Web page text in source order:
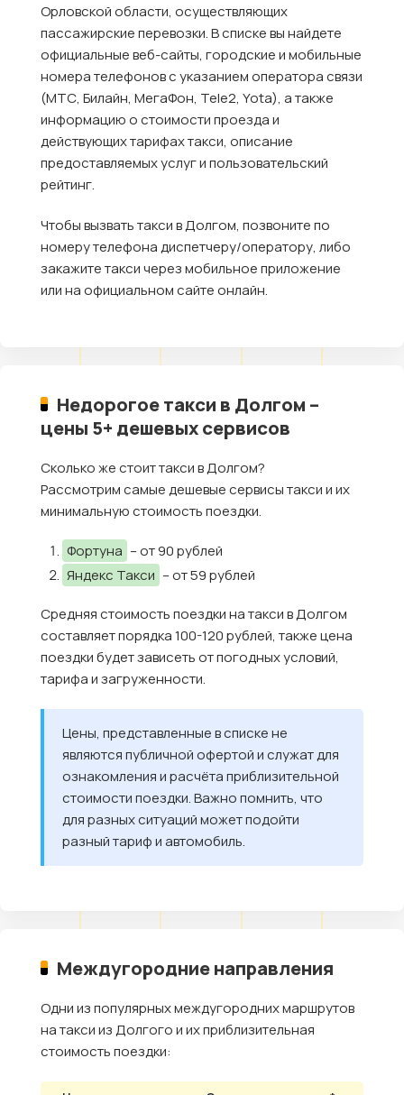
Орловской области, осуществляющих
пассажирские перевозки. В списке вы найдете
официальные веб-сайты, городские и мобильные
номера телефонов с указанием оператора связи
(МТС, Билайн, МегаФон, Tele2, Yota), а также
информацию о стоимости проезда и
действующих тарифах такси, описание
предоставляемых услуг и пользовательский
рейтинг.
Чтобы вызвать такси в Долгом, позвоните по
номеру телефона диспетчеру/оператору, либо
закажите такси через мобильное приложение
или на официальном сайте онлайн.
Недорогое такси в Долгом –
цены 5+ дешевых сервисов
Сколько же стоит такси в Долгом?
Рассмотрим самые дешевые сервисы такси и их
минимальную стоимость поездки.
Фортуна – от 90 рублей
Яндекс Такси – от 59 рублей
Средняя стоимость поездки на такси в Долгом
составляет порядка 100-120 рублей, также цена
поездки будет зависеть от погодных условий,
тарифа и загруженности.
Цены, представленные в списке не
являются публичной офертой и служат для
ознакомления и расчёта приблизительной
стоимости поездки. Важно помнить, что
для разных ситуаций может подойти
разный тариф и автомобиль.
Междугородние направления
Одни из популярных междугородних маршрутов
на такси из Долгого и их приблизительная
стоимость поездки: